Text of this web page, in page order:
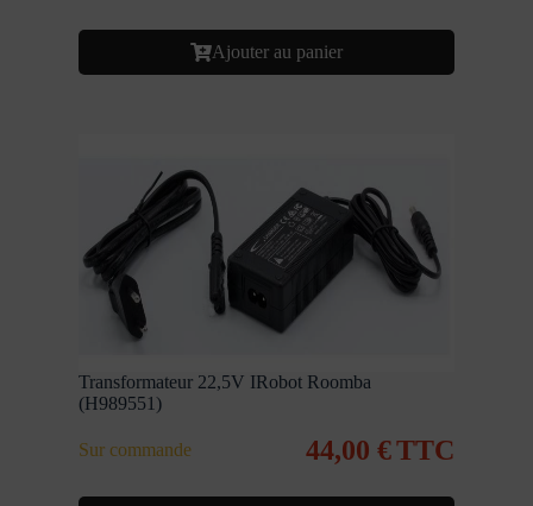
Ajouter au panier
Transformateur 22,5V IRobot Roomba
(H989551)
Sur commande 44,00 €TTC